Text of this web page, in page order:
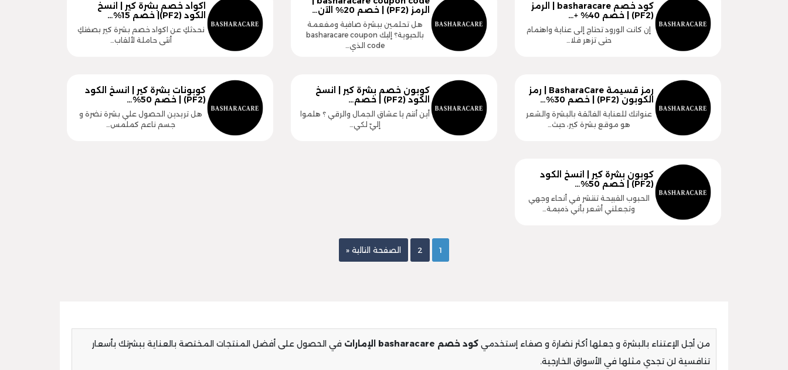
كود خصم basharacare | الرمز
(PF2) | خصم 40% +…
إن كانت الورود تحتاج إلى عناية واهتمام
حتى تزهر فلا…
الرمز (PF2) | خصم 20% الآن…
هل تحلمين ببشرة صافية ومفعمة
بالحيوية؟ إليك basharacare coupon
code الذي…
اكواد خصم بشرة كير | انسخ
الكود (PF2)| خصم 15%…
نحدثكِ عن اكواد خصم بشرة كير بصفتكِ
أنثى حاملة لألقاب…
رمز قسيمة BasharaCare | رمز
الكوبون (PF2) | خصم 30%…
عنوانك للعناية الفائقة بالبشرة والشعر
هو موقع بشرة كير، حيث…
كوبون خصم بشرة كير | انسخ
الكود (PF2) | خصم…
أين أنتم يا عشاق الجمال والرقي ؟ هلموا
إليّ لكي…
كوبونات بشرة كير | انسخ الكود
(PF2) | خصم 50%…
هل تريدين الحصول علي بشرة نضرة و
جسم ناعم كملمس…
كوبون بشرة كير | انسخ الكود
(PF2) | خصم 50%…
الحبوب القبيحة تنتشر في أنحاء وجهي
وتجعلني أشعر بأني ذميمة…
1
2 الصفحة التالية «
من أجل الإعتناء بالبشرة و جعلها أكثر نضارة و صفاء إستخدمي كود خصم basharacare الإمارات
في الحصول على أفضل المنتجات المختصة بالعناية ببشرتك بأسعار
تنافسية لن تجدي مثلها في الأسواق الخارجية.